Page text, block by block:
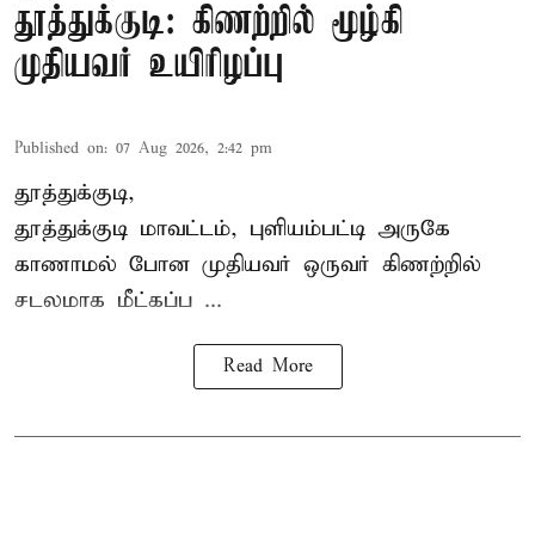
தூத்துக்குடி: கிணற்றில் மூழ்கி
முதியவர் உயிரிழப்பு
Published on: 07 Aug 2026, 2:42 pm
தூத்துக்குடி,
தூத்துக்குடி மாவட்டம், புளியம்பட்டி அருகே
காணாமல் போன முதியவர் ஒருவர் கிணற்றில்
சடலமாக மீட்கப்ப ...
Read More